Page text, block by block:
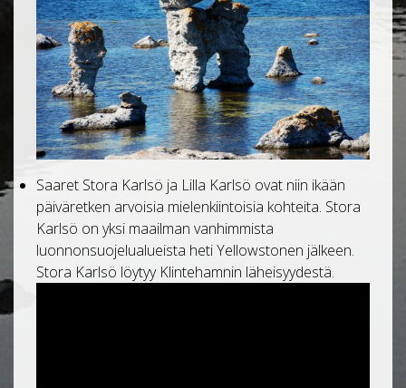
Saaret Stora Karlsö ja Lilla Karlsö ovat niin ikään
päiväretken arvoisia mielenkiintoisia kohteita. Stora
Karlsö on yksi maailman vanhimmista
luonnonsuojelualueista heti Yellowstonen jälkeen.
Stora Karlsö löytyy Klintehamnin läheisyydestä.